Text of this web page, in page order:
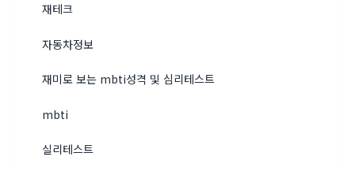
재테크
자동차정보
재미로 보는 mbti성격 및 심리테스트
mbti
실리테스트